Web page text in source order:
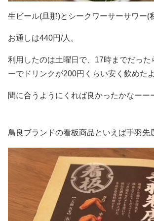
生ビール(旦那)とシークワーサーサワー(
お通しは440円/人。
利用したのは土曜日で、17時までだった
ーでドリンクが200円くらい安く飲めた
間に合うようにくれば良かったかなーー
鳥良ブランドの看板商品といえば手羽先